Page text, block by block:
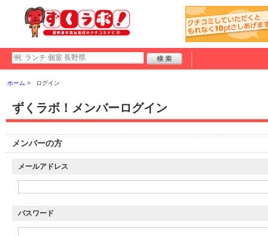
ホーム ログイン
ずくラボ！メンバーログイン
メンバーの方
メールアドレス
パスワード